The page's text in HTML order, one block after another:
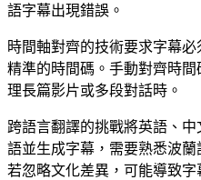
語字幕出現錯誤。
時間軸對齊的技術要求字幕
精準的時間碼。手動對齊時
理長篇影片或多段對話時。
跨語言翻譯的挑戰將英語、
語並生成字幕，需要熟悉波
若忽略文化差異，可能導致字